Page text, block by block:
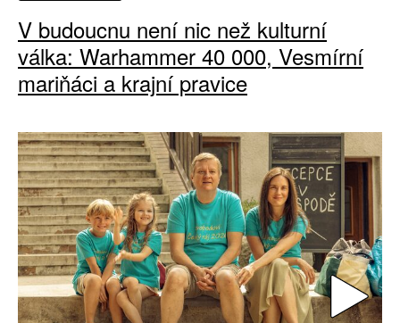
V budoucnu není nic než kulturní
válka: Warhammer 40 000, Vesmírní
mariňáci a krajní pravice